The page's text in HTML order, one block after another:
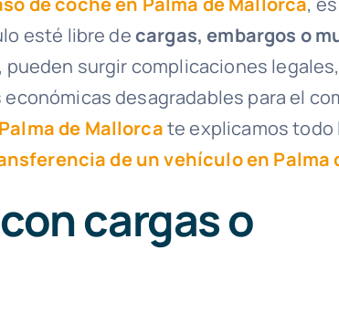
esté libre decargas, embargos o
pueden surgir complicaciones
desagradables para el
de Mallorcate explicamos todo
de un vehículo en Palma
cargas o